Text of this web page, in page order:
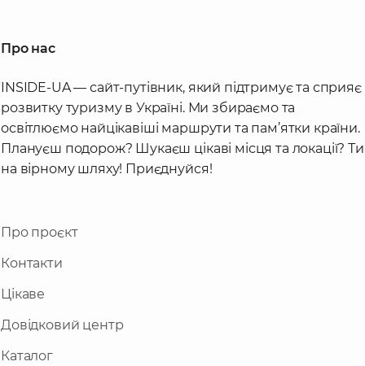
Про нас
INSIDE-UA — сайт-путівник, який підтримує та сприяє
розвитку туризму в Україні. Ми збираємо та
освітлюємо найцікавіші маршрути та пам’ятки країни.
Плануєш подорож? Шукаєш цікаві місця та локації? Ти
на вірному шляху! Приєднуйся!
Про проєкт
Контакти
Цікаве
Довідковий центр
Каталог